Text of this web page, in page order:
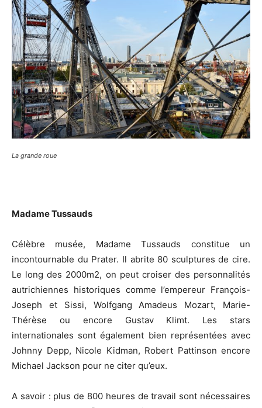
La grande roue
Madame Tussauds
Célèbre musée, Madame Tussauds constitue un
incontournable du Prater. Il abrite 80 sculptures de cire.
Le long des 2000m2, on peut croiser des personnalités
autrichiennes historiques comme l’empereur François-
Joseph et Sissi, Wolfgang Amadeus Mozart, Marie-
Thérèse ou encore Gustav Klimt. Les stars
internationales sont également bien représentées avec
Johnny Depp, Nicole Kidman, Robert Pattinson encore
Michael Jackson pour ne citer qu’eux.
A savoir : plus de 800 heures de travail sont nécessaires